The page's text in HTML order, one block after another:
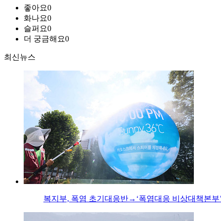
좋아요0
화나요0
슬퍼요0
더 궁금해요0
최신뉴스
복지부, 폭염 초기대응반→‘폭염대응 비상대책본부